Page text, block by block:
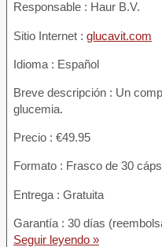
Responsable : Haur B.V.
Sitio Internet : glucavit.com
Idioma : Español
Breve descripción : Un
glucemia.
Precio : €49.95
Formato : Frasco de 30
Entrega : Gratuita
Garantía : 30 días
Seguir leyendo »